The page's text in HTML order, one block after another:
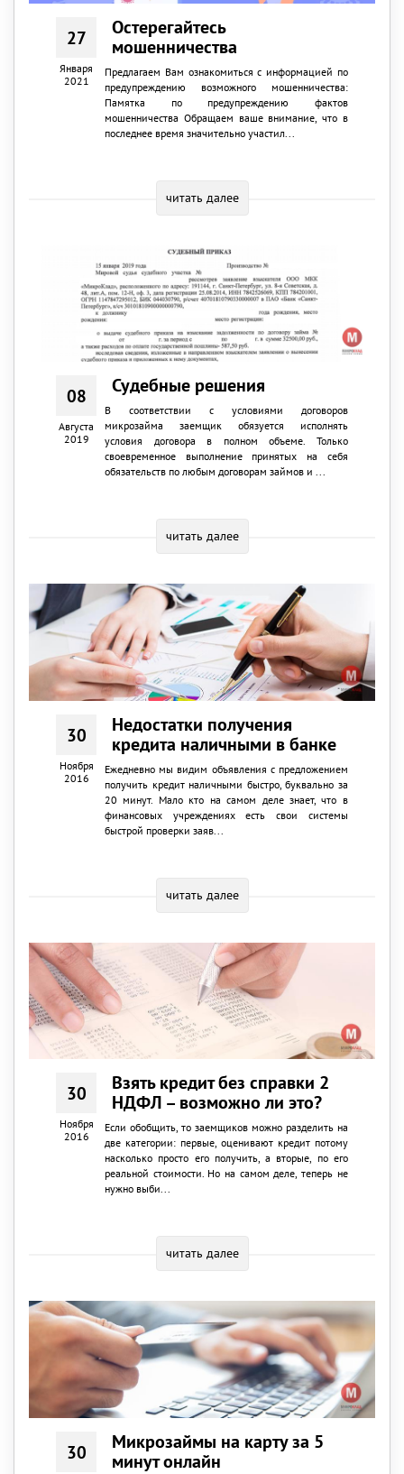
27
Января
2021
Остерегайтесь
мошенничества
Предлагаем Вам ознакомиться с информацией по
предупреждению возможного мошенничества:
Памятка по предупреждению фактов
мошенничества Обращаем ваше внимание, что в
последнее время значительно участил...
читать далее
08
Августа
2019
Судебные решения
В соответствии с условиями договоров
микрозайма заемщик обязуется исполнять
условия договора в полном объеме. Только
своевременное выполнение принятых на себя
обязательств по любым договорам займов и ...
читать далее
30
Ноября
2016
Недостатки получения
кредита наличными в банке
Ежедневно мы видим объявления с предложением
получить кредит наличными быстро, буквально за
20 минут. Мало кто на самом деле знает, что в
финансовых учреждениях есть свои системы
быстрой проверки заяв...
читать далее
30
Ноября
2016
Взять кредит без справки 2
НДФЛ – возможно ли это?
Если обобщить, то заемщиков можно разделить на
две категории: первые, оценивают кредит потому
насколько просто его получить, а вторые, по его
реальной стоимости. Но на самом деле, теперь не
нужно выби...
читать далее
30
Микрозаймы на карту за 5
минут онлайн